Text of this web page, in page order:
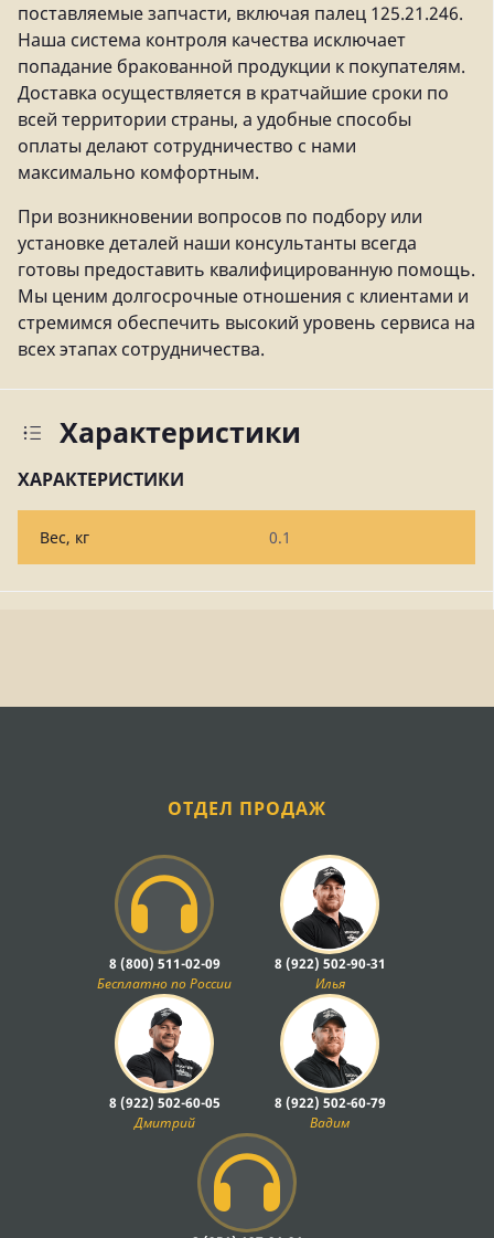
поставляемые запчасти, включая палец 125.21.246.
Наша система контроля качества исключает
попадание бракованной продукции к покупателям.
Доставка осуществляется в кратчайшие сроки по
всей территории страны, а удобные способы
оплаты делают сотрудничество с нами
максимально комфортным.
При возникновении вопросов по подбору или
установке деталей наши консультанты всегда
готовы предоставить квалифицированную помощь.
Мы ценим долгосрочные отношения с клиентами и
стремимся обеспечить высокий уровень сервиса на
всех этапах сотрудничества.
Характеристики
ХАРАКТЕРИСТИКИ
Вес, кг 0.1
ОТДЕЛ ПРОДАЖ
8 (800) 511-02-09
Бесплатно по России
8 (922) 502-90-31
Илья
8 (922) 502-60-05
Дмитрий
8 (922) 502-60-79
Вадим